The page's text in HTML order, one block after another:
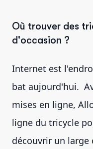
Où trouver des
d'occasion ?
Internet est
bat aujourd'hui.
mises en ligne,
ligne du tricycle
découvrir un large